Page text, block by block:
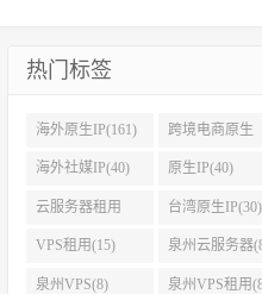
热门标签
海外原生IP(161) 跨境电商原生
IP(108)
海外社媒IP(40) 原生IP(40)
云服务器租用
(37)
台湾原生IP(30)
VPS租用(15) 泉州云服务器
泉州VPS(8) 泉州VPS租用